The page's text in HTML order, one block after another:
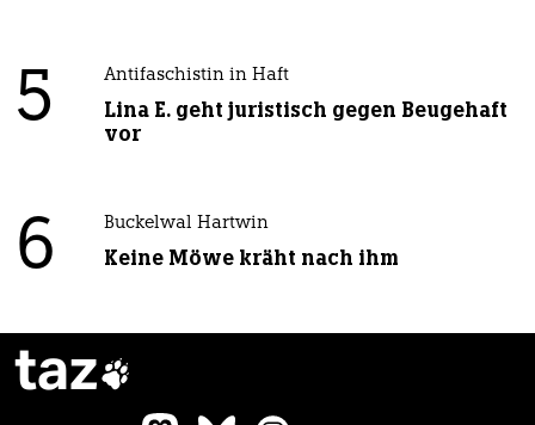
5 Antifaschistin in Haft
Lina E. geht juristisch gegen Beugehaft
vor
6 Buckelwal Hartwin
Keine Möwe kräht nach ihm
taz